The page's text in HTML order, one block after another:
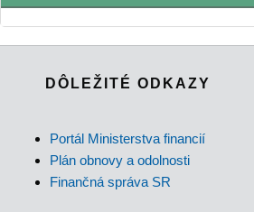
DÔLEŽITÉ ODKAZY
Portál Ministerstva financií
Plán obnovy a odolnosti
Finančná správa SR